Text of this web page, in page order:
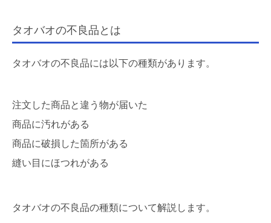
タオバオの不良品とは
タオバオの不良品には以下の種類があります。
注文した商品と違う物が届いた
商品に汚れがある
商品に破損した箇所がある
縫い目にほつれがある
タオバオの不良品の種類について解説します。